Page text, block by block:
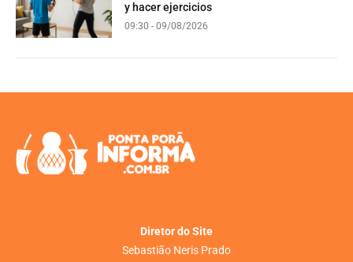
y hacer ejercicios
09:30 - 09/08/2026
Diretor do Site
Sebastião Neris Prado